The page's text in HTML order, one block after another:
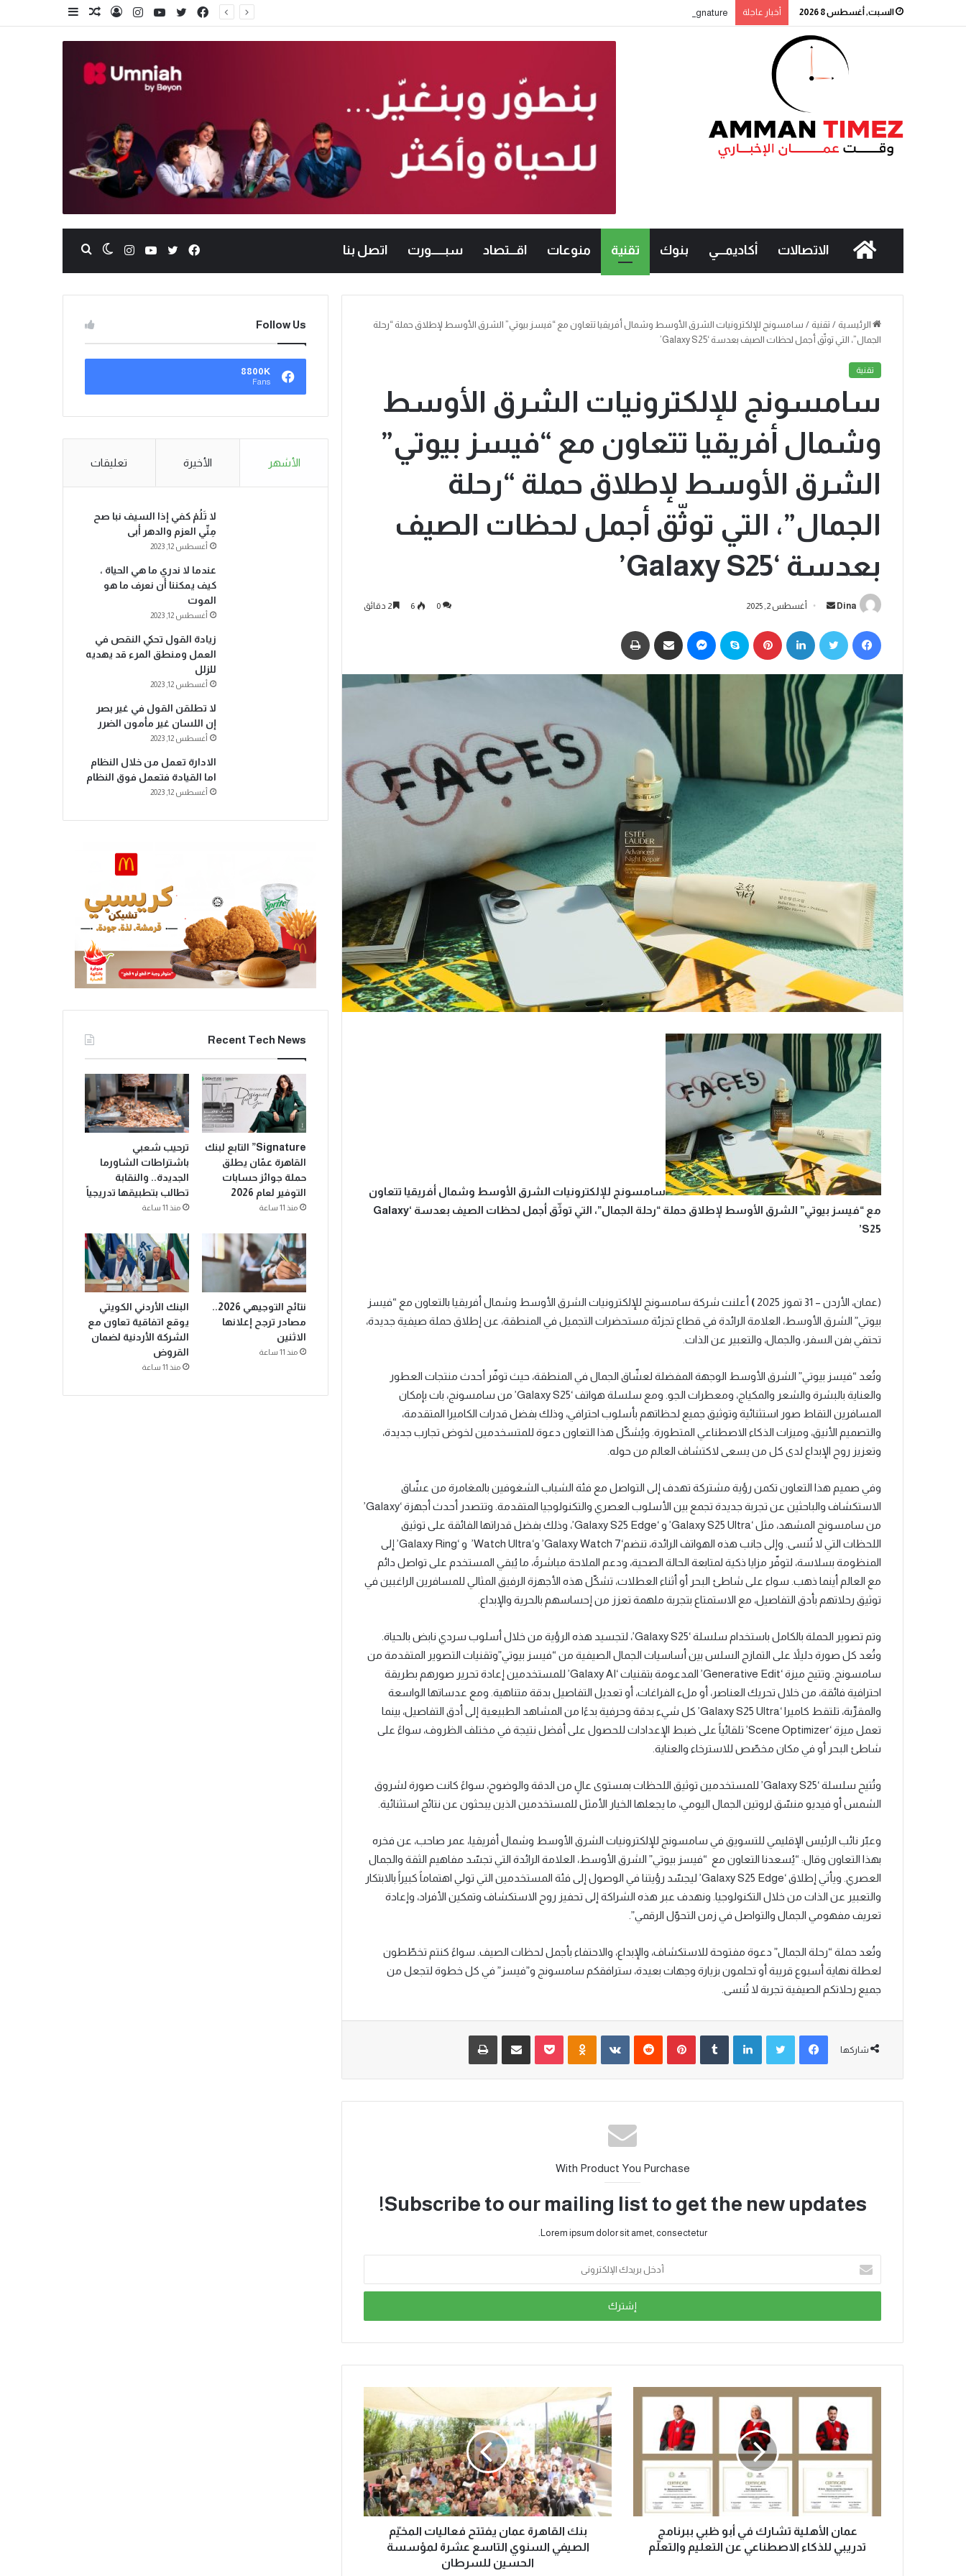
السبت, أغسطس 8 2026 أخبار عاجلة Signature” التابع لبنك القاهرة عمّان يطلق حملة جوائز حسابات التوفير لعام 2026
الاتصالات أكاديمـــي بنوك تقنية منوعات اقـــتصاد سبــــــورت اتصل بنا
الرئيسية / تقنية / سامسونج للإلكترونيات الشرق الأوسط وشمال أفريقيا تتعاون مع “فيسز بيوتي” الشرق الأوسط لإطلاق حملة “رحلة
الجمال”، التي توثّق أجمل لحظات الصيف بعدسة ‘Galaxy S25’
تقنية
سامسونج للإلكترونيات الشرق الأوسط
وشمال أفريقيا تتعاون مع “فيسز بيوتي”
الشرق الأوسط لإطلاق حملة “رحلة
الجمال”، التي توثّق أجمل لحظات الصيف
بعدسة ‘Galaxy S25’
Dina أغسطس 2, 2025 0
6
سامسونج للإلكترونيات الشرق الأوسط وشمال أفريقيا تتعاون
مع “فيسز بيوتي” الشرق الأوسط لإطلاق حملة “رحلة الجمال”، التي توثّق أجمل لحظات الصيف بعدسة ‘
Galaxy
S25
’
(عمان، الأردن – 31 تموز 2025 ) أعلنت شركة سامسونج للإلكترونيات الشرق الأوسط وشمال أفريقيا بالتعاون مع “فيسز
بيوتي” الشرق الأوسط، العلامة الرائدة في قطاع تجزئة مستحضرات التجميل في المنطقة، عن إطلاق حملة صيفية جديدة،
تحتفي بفن السفر، والجمال، والتعبير عن الذات.
وتُعد “فيسز بيوتي” الشرق الأوسط الوجهة المفضلة لعشّاق الجمال في المنطقة، حيث توفّر أحدث منتجات العطور
والعناية بالبشرة والشعر والمكياج، ومعطرات الجو. ومع سلسلة هواتف ‘Galaxy S25’ من سامسونج، بات بإمكان
المسافرين التقاط صور استثنائية وتوثيق جميع لحظاتهم بأسلوب احترافي، وذلك بفضل قدرات الكاميرا المتقدمة،
والتصميم الأنيق، وميزات الذكاء الاصطناعي المتطورة. ويُشكّل هذا التعاون دعوة للمتسخدمين لخوض تجارب جديدة،
وتعزيز روح الإبداع لدى كل من يسعى لاكتشاف العالم من حوله.
وفي صميم هذا التعاون تكمن رؤية مشتركة تهدف إلى التواصل مع فئة الشباب الشغوفين بالمغامرة من عشّاق
الاستكشاف والباحثين عن تجربة جديدة تجمع بين الأسلوب العصري والتكنولوجيا المتقدمة. وتتصدر أحدث أجهزة ‘Galaxy’
من سامسونج المشهد، مثل ‘Galaxy S25 Ultra’ و ‘Galaxy S25 Edge’، وذلك بفضل قدراتها الفائقة على توثيق
اللحظات التي لا تُنسى. وإلى جانب هذه الهواتف الرائدة، تنضم‘Galaxy Watch 7’ و‘Watch Ultra’ و ‘Galaxy Ring’ إلى
المنظومة بسلاسة، لتوفّر مزايا ذكية لمتابعة الحالة الصحية، ودعم الملاحة مباشرةً، ما يُبقي المستخدم على تواصل دائم
مع العالم أينما ذهب. سواء على شاطئ البحر أو أثناء العطلات، تشكّل هذه الأجهزة الرفيق المثالي للمسافرين الراغبين في
توثيق رحلاتهم بأدق التفاصيل، مع الاستمتاع بتجربة ملهمة تعزز من إحساسهم بالحرية والإبداع.
وتم تصوير الحملة بالكامل باستخدام سلسلة ‘Galaxy S25’، لتجسيد هذه الرؤية من خلال أسلوب سردي نابض بالحياة.
وتُعد كل صورة دليلاً على التمازج السلس بين أساسيات الجمال الصيفية من “فيسز بيوتي”وتقنيات التصوير المتقدمة من
سامسونج. وتتيح ميزة ‘Generative Edit’ المدعومة بتقنيات ‘Galaxy AI’ للمستخدمين إعادة تحرير صورهم بطريقة
احترافية فائقة، من خلال تحريك العناصر، أو ملء الفراغات، أو تعديل التفاصيل بدقة متناهية. ومع عدساتها الواسعة
والمقرِّبة، تلتقط كاميرا ‘Galaxy S25 Ultra’ كل شيء بدقة وحرفية بدءًا من المشاهد الطبيعية إلى أدق التفاصيل، بينما
تعمل ميزة ‘Scene Optimizer’ تلقائياً على ضبط الإعدادات للحصول على أفضل نتيجة في مختلف الظروف، سواءً على
شاطئ البحر أو في مكان مخصّص للاسترخاء والعناية.
وتُتيح سلسلة ‘Galaxy S25’ للمستخدمين توثيق اللحظات بمستوى عالٍ من الدقة والوضوح، سواءً كانت صورة لشروق
الشمس أو فيديو منسّق لروتين الجمال اليومي، ما يجعلها الخيار الأمثل للمستخدمين الذين يبحثون عن نتائج استثنائية.
وعبّر نائب الرئيس الإقليمي للتسويق في سامسونج للإلكترونيات الشرق الأوسط وشمال أفريقيا، عمر صاحب، عن فخره
بهذا التعاون وقال: “يُسعدنا التعاون مع “فيسز بيوتي” الشرق الأوسط، العلامة الرائدة التي تجسّد مفاهيم الثقة والجمال
العصري. ويأتي إطلاق ‘Galaxy S25 Edge’ ليجسّد رؤيتنا في الوصول إلى فئة المستخدمين التي تولي اهتماماً كبيراً بالابتكار
والتعبير عن الذات من خلال التكنولوجيا. ونهدف عبر هذه الشراكة إلى تحفيز روح الاستكشاف وتمكين الأفراد، وإعادة
تعريف مفهومي الجمال والتواصل في زمن التحوّل الرقمي”.
وتُعد حملة “رحلة الجمال” دعوة مفتوحة للاستكشاف، والإبداع، والاحتفاء بأجمل لحظات الصيف. سواءً كنتم تخطّطون
لعطلة نهاية أسبوع قريبة أو تحلمون بزيارة وجهات بعيدة، سترافقكم سامسونج و”فيسز” في كل خطوة لتجعل من
جميع رحلاتكم الصيفية تجربة لا تُنسى.
شاركها
With Product You Purchase
Subscribe to our mailing list to get the new updates!
Lorem ipsum dolor sit amet, consectetur.
عمان الأهلية تشارك في أبو ظبي ببرنامج
تدريبي للذكاء الاصطناعي عن التعليم والتعلّم
بنك القاهرة عمان يفتتح فعاليات المخيّم
الصيفي السنوي التاسع عشرة لمؤسسة
الحسين للسرطان
Follow Us
8800K
Fans
الأشهر الأخيرة تعليقات
لا تَلُمْ كفي إذا السيف نبا صح
مِنِّي العزم والدهر أبى
أغسطس 12, 2023
عندما لا ندري ما هي الحياة ،
كيف يمكننا أن نعرف ما هو
الموت
أغسطس 12, 2023
زيادة القول تحكي النقص في
العمل ومنطق المرء قد يهديه
للزلل
أغسطس 12, 2023
لا تطلقن القول في غير بصر
إن اللسان غير مأمون الضرر
أغسطس 12, 2023
الادارة تعمل من خلال النظام
اما القيادة فتعمل فوق النظام
أغسطس 12, 2023
Recent Tech News
Signature” التابع لبنك
القاهرة عمّان يطلق
حملة جوائز حسابات
التوفير لعام 2026
منذ 11 ساعة
ترحيب شعبي
باشتراطات الشاورما
الجديدة.. والنقابة
تطالب بتطبيقها تدريجياً
منذ 11 ساعة
نتائج التوجيهي 2026..
مصادر ترجح إعلانها
الاثنين
منذ 11 ساعة
البنك الأردني الكويتي
يوقع اتفاقية تعاون مع
الشركة الأردنية لضمان
القروض
منذ 11 ساعة